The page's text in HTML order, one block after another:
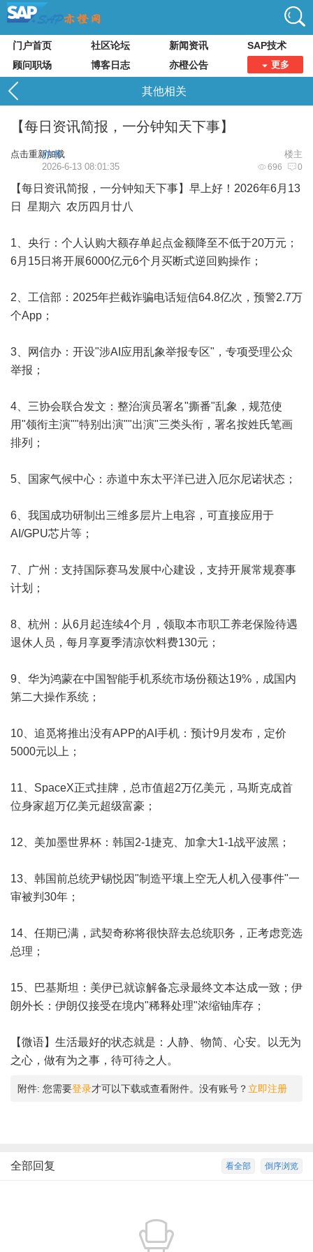
门户首页 社区论坛 新闻资讯
SAP技术
顾问职场
博客日志 亦橙公告 更多
其他相关
【每日资讯简报，一分钟知天下事】
点击重新加载 楼主
亦书
696 0
2026-6-13 08:01:35
【每日资讯简报，一分钟知天下事】早上好！2026年6月13
日 星期六 农历四月廿八
1、央行：个人认购大额存单起点金额降至不低于20万元；
6月15日将开展6000亿元6个月买断式逆回购操作；
2、工信部：2025年拦截诈骗电话短信64.8亿次，预警2.7万
个App；
3、网信办：开设"涉AI应用乱象举报专区"，专项受理公众
举报；
4、三协会联合发文：整治演员署名"撕番"乱象，规范使
用"领衔主演""特别出演""出演"三类头衔，署名按姓氏笔画
排列；
5、国家气候中心：赤道中东太平洋已进入厄尔尼诺状态；
6、我国成功研制出三维多层片上电容，可直接应用于
AI/GPU芯片等；
7、广州：支持国际赛马发展中心建设，支持开展常规赛事
计划；
8、杭州：从6月起连续4个月，领取本市职工养老保险待遇
退休人员，每月享夏季清凉饮料费130元；
9、华为鸿蒙在中国智能手机系统市场份额达19%，成国内
第二大操作系统；
10、追觅将推出没有APP的AI手机：预计9月发布，定价
5000元以上；
11、SpaceX正式挂牌，总市值超2万亿美元，马斯克成首
位身家超万亿美元超级富豪；
12、美加墨世界杯：韩国2-1捷克、加拿大1-1战平波黑；
13、韩国前总统尹锡悦因"制造平壤上空无人机入侵事件"一
审被判30年；
14、任期已满，武契奇称将很快辞去总统职务，正考虑竞选
总理；
15、巴基斯坦：美伊已就谅解备忘录最终文本达成一致；伊
朗外长：伊朗仅接受在境内"稀释处理"浓缩铀库存；
【微语】生活最好的状态就是：人静、物简、心安。以无为
之心，做有为之事，待可待之人。
附件: 您需要登录才可以下载或查看附件。没有账号？ 立即注册
倒序浏览
看全部
全部回复